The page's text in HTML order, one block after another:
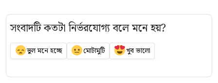
সংবাদটি কতটা নির্ভরযোগ্য বলে মনে হয়?
ভুল মনে হচ্ছে মোটামুটি খুব ভালো